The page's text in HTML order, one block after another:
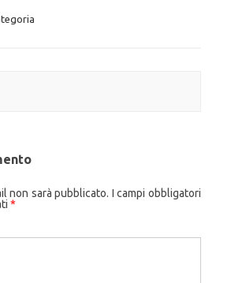
non sarà pubblicato. I campi obbligatori
*